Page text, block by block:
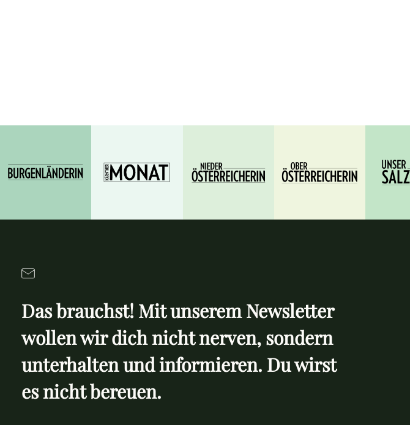
Das brauchst! Mit unserem Newsletter
wollen wir dich nicht nerven, sondern
unterhalten und informieren. Du wirst
es nicht bereuen.